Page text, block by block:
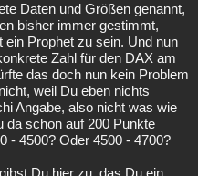
Daten und Größen genannt,
bisher immer gestimmt,
ein Prophet zu sein. Und nun
Zahl für den DAX am
das doch nun kein Problem
weil Du eben nichts
Angabe, also nicht was wie
da schon auf 200 Punkte
- 4500? Oder 4500 - 4700?
Du hier zu, das Du ein